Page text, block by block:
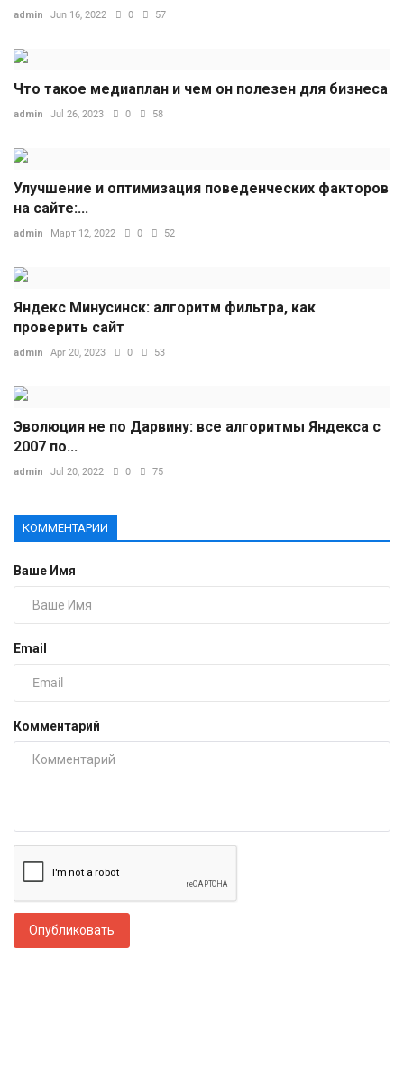
admin Jun 16, 2022 0 57
Что такое медиаплан и чем он полезен для бизнеса
admin Jul 26, 2023 0 58
Улучшение и оптимизация поведенческих факторов
на сайте:...
admin Март 12, 2022 0 52
Яндекс Минусинск: алгоритм фильтра, как
проверить сайт
admin Apr 20, 2023 0 53
Эволюция не по Дарвину: все алгоритмы Яндекса с
2007 по...
admin Jul 20, 2022 0 75
КОММЕНТАРИИ
Ваше Имя
Email
Комментарий
Опубликовать